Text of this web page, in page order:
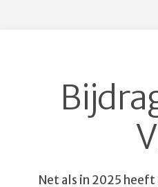
Net als in 2025